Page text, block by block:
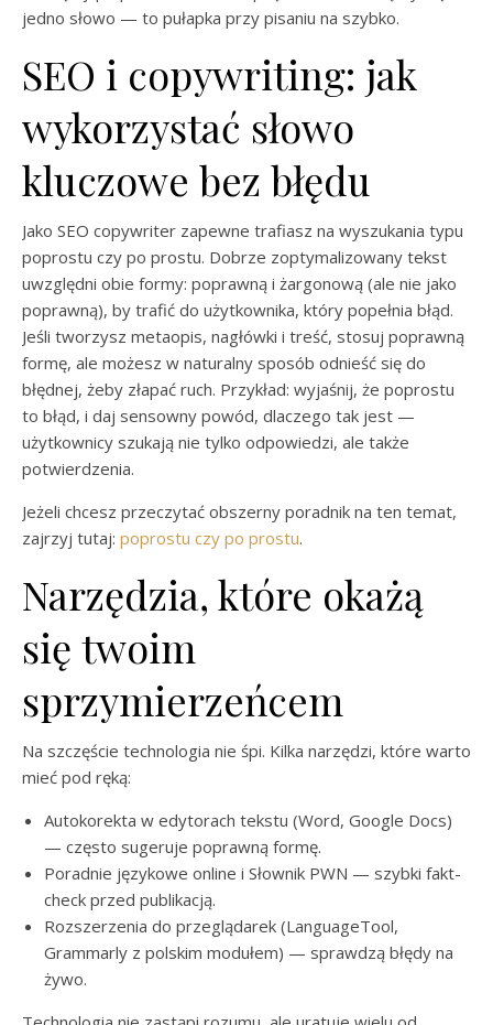
jedno słowo — to pułapka przy pisaniu na szybko.
SEO i copywriting: jak
wykorzystać słowo
kluczowe bez błędu
Jako SEO copywriter zapewne trafiasz na wyszukania typu
poprostu czy po prostu. Dobrze zoptymalizowany tekst
uwzględni obie formy: poprawną i żargonową (ale nie jako
poprawną), by trafić do użytkownika, który popełnia błąd.
Jeśli tworzysz metaopis, nagłówki i treść, stosuj poprawną
formę, ale możesz w naturalny sposób odnieść się do
błędnej, żeby złapać ruch. Przykład: wyjaśnij, że poprostu
to błąd, i daj sensowny powód, dlaczego tak jest —
użytkownicy szukają nie tylko odpowiedzi, ale także
potwierdzenia.
Jeżeli chcesz przeczytać obszerny poradnik na ten temat,
zajrzyj tutaj: poprostu czy po prostu.
Narzędzia, które okażą
się twoim
sprzymierzeńcem
Na szczęście technologia nie śpi. Kilka narzędzi, które warto
mieć pod ręką:
Autokorekta w edytorach tekstu (Word, Google Docs)
— często sugeruje poprawną formę.
Poradnie językowe online i Słownik PWN — szybki fakt-
check przed publikacją.
Rozszerzenia do przeglądarek (LanguageTool,
Grammarly z polskim modułem) — sprawdzą błędy na
żywo.